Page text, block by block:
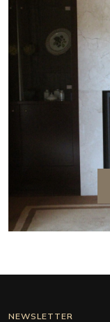
NEWSLETTER